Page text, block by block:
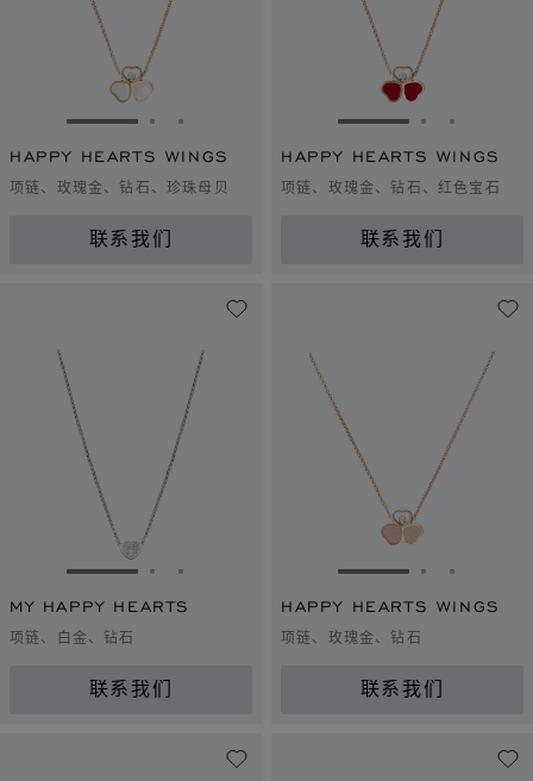
转到幻灯片 1转到幻灯片 2
转到幻灯片 3
HAPPY HEARTS WINGS
项链、玫瑰金、钻石、珍珠母贝
联系我们
转到幻灯片 1转到幻灯
转到幻
HAPPY HEARTS WINGS
项链、玫瑰金、钻石、红色宝石
联系我们
转到幻灯片 1转到幻灯片 2
转到幻灯片 3
MY HAPPY HEARTS
项链、白金、钻石
联系我们
转到幻灯片 1转到幻灯
转到幻
HAPPY HEARTS WINGS
项链、玫瑰金、钻石
联系我们